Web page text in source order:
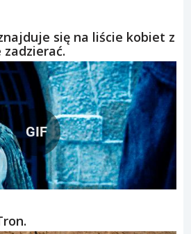
GIF
się na liście kobiet z
GIF